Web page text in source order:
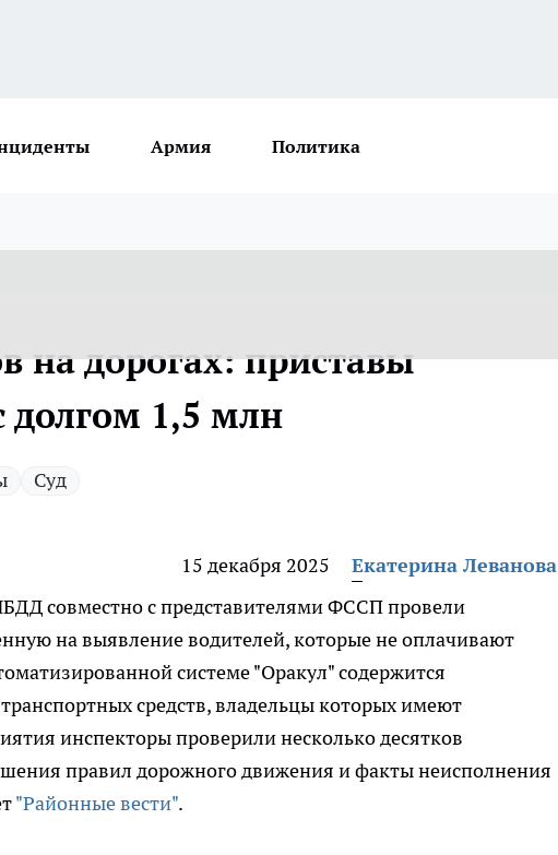
Армия Политика
на дорогах: приставы
долгом 1,5 млн
Суд
15 декабря 2025
Екатерина Леванова
совместно с представителями ФССП провели
на выявление водителей, которые не оплачивают
системе "Оракул" содержится
средств, владельцы которых имеют
инспекторы проверили несколько десятков
правил дорожного движения и факты неисполнения
"Районные вести".